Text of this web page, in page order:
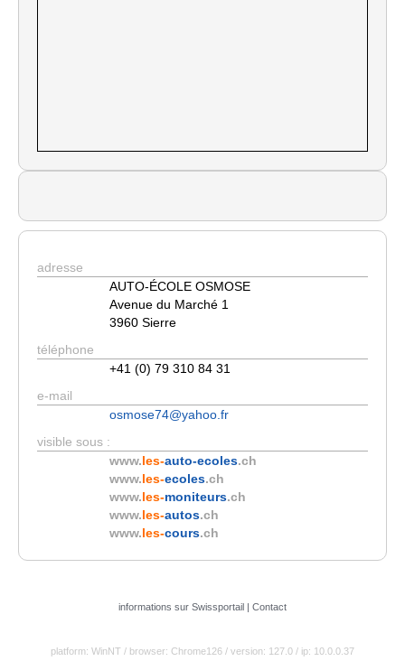
adresse
AUTO-ÉCOLE OSMOSE
Avenue du Marché 1
3960 Sierre
téléphone
+41 (0) 79 310 84 31
e-mail
osmose74@yahoo.fr
visible sous :
www.les-auto-ecoles.ch
www.les-ecoles.ch
www.les-moniteurs.ch
www.les-autos.ch
www.les-cours.ch
informations sur Swissportail | Contact
platform: WinNT / browser: Chrome126 / version: 127.0 / ip: 10.0.0.37